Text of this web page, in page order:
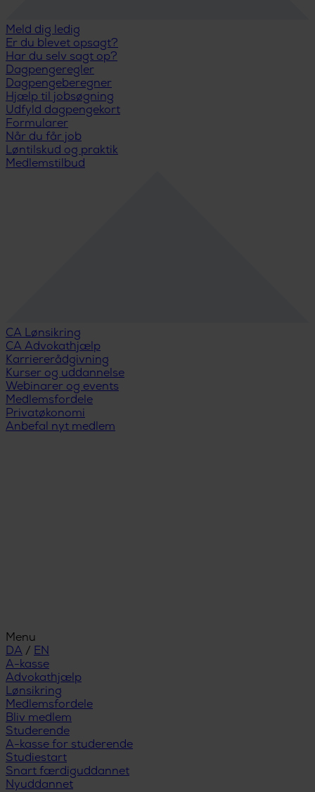
Meld dig ledig
Er du blevet opsagt?
Har du selv sagt op?
Dagpengeregler
Dagpengeberegner
Hjælp til jobsøgning
Udfyld dagpengekort
Formularer
Når du får job
Løntilskud og praktik
Medlemstilbud
CA Lønsikring
CA Advokathjælp
Karriererådgivning
Kurser og uddannelse
Webinarer og events
Medlemsfordele
Privatøkonomi
Anbefal nyt medlem
Menu
DA / EN
A-kasse
Advokathjælp
Lønsikring
Medlemsfordele
Bliv medlem
Studerende
A-kasse for studerende
Studiestart
Snart færdiguddannet
Nyuddannet